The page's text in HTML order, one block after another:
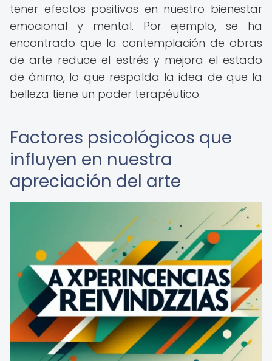
tener efectos positivos en nuestro bienestar
emocional y mental. Por ejemplo, se ha
encontrado que la contemplación de obras
de arte reduce el estrés y mejora el estado
de ánimo, lo que respalda la idea de que la
belleza tiene un poder terapéutico.
Factores psicológicos que
influyen en nuestra
apreciación del arte